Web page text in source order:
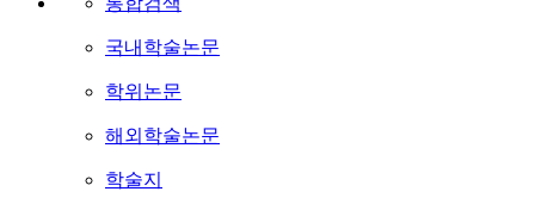
국내학술논문
학위논문
해외학술논문
학술지